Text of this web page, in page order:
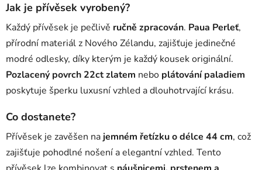
Jak je přívěsek vyrobený?
Každý přívěsek je pečlivě ručně zpracován. Paua Perleť,
přírodní materiál z Nového Zélandu, zajišťuje jedinečné
modré odlesky, díky kterým je každý kousek originální.
Pozlacený povrch 22ct zlatem nebo plátování paladiem
poskytuje šperku luxusní vzhled a dlouhotrvající krásu.
Co dostanete?
Přívěsek je zavěšen na jemném řetízku o délce 44 cm, což
zajišťuje pohodlné nošení a elegantní vzhled. Tento